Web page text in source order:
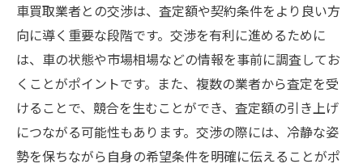
同一条件での複数査定を実施する方法
査定額の比較を効率化するツールとアプリ
買取業者間の競争を利用する交渉術
車両状態に基づく査定額の違いを理解する
査定額の低下要因とその対策
見積もり結果を最大限に活用する方法
車買取業者との交渉は、査定額や契約条件をより良い方
向に導く重要な段階です。交渉を有利に進めるために
は、車の状態や市場相場などの情報を事前に調査してお
くことがポイントです。また、複数の業者から査定を受
けることで、競合を生むことができ、査定額の引き上げ
につながる可能性もあります。交渉の際には、冷静な姿
勢を保ちながら自身の希望条件を明確に伝えることがポ